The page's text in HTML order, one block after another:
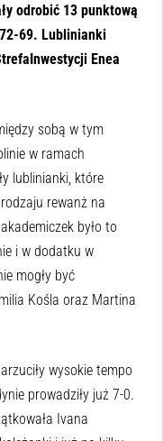
odrobić 13 punktową
69. Lublinianki
Enea
sobą w tym
w ramach
lublinianki, które
rewanż na
było to
i w dodatku w
mogły być
Kośla oraz Martina
wysokie tempo
prowadziły już 7-0.
Ivana